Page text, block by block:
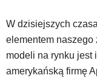
W dzisiejszych
elementem naszego
modeli na rynku jest
amerykańską firmę